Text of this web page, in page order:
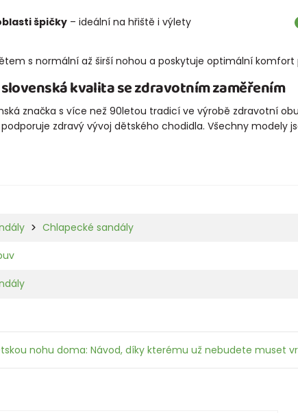
špičky– ideální na hřiště i výlety
s normální až širší nohou a poskytuje optimální komfort
kvalita se zdravotním zaměřením
značka s více než 90letou tradicí ve výrobě zdravotní
zdravý vývoj dětského chodidla. Všechny
Chlapecké sandály
nohu doma: Návod, díky kterému už nebudete muset